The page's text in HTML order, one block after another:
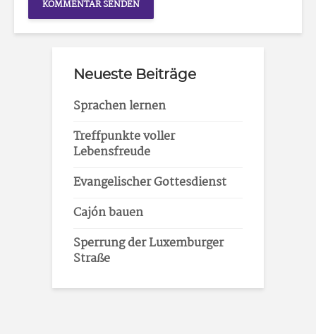
Neueste Beiträge
Sprachen lernen
Treffpunkte voller
Lebensfreude
Evangelischer Gottesdienst
Cajón bauen
Sperrung der Luxemburger
Straße